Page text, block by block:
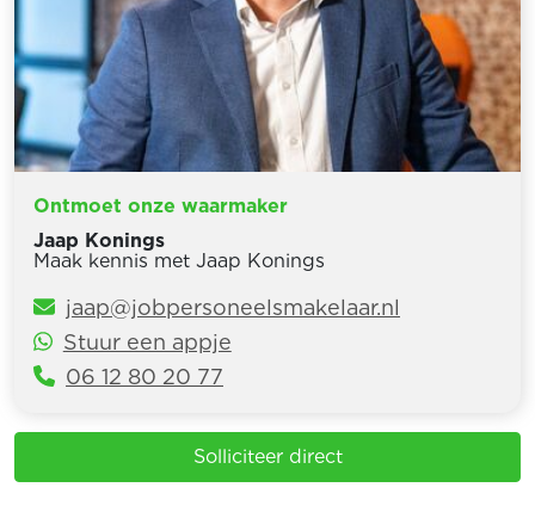
Ontmoet onze waarmaker
Jaap Konings
Maak kennis met Jaap Konings
jaap@jobpersoneelsmakelaar.nl
Stuur een appje
06 12 80 20 77
Solliciteer direct